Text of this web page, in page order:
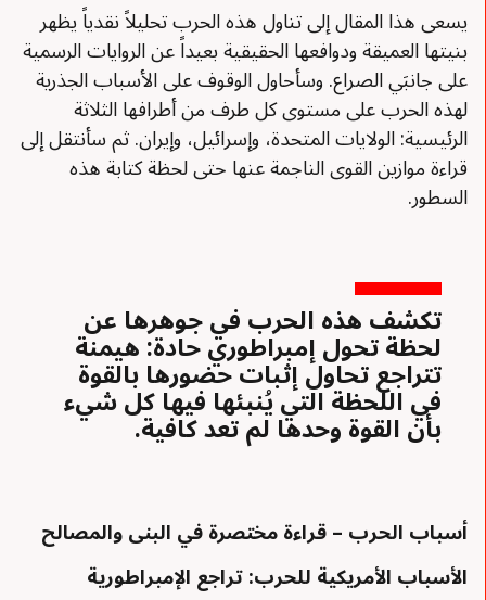
يسعى هذا المقال إلى تناول هذه الحرب تحليلاً نقدياً يظهر
بنيتها العميقة ودوافعها الحقيقية بعيداً عن الروايات الرسمية
على جانبَي الصراع. وسأحاول الوقوف على الأسباب الجذرية
لهذه الحرب على مستوى كل طرف من أطرافها الثلاثة
الرئيسية: الولايات المتحدة، وإسرائيل، وإيران. ثم سأنتقل إلى
قراءة موازين القوى الناجمة عنها حتى لحظة كتابة هذه
السطور.
تكشف هذه الحرب في جوهرها عن
لحظة تحول إمبراطوري حادة: هيمنة
تتراجع تحاول إثبات حضورها بالقوة
في اللحظة التي يُنبئها فيها كل شيء
بأن القوة وحدها لم تعد كافية.
أسباب الحرب – قراءة مختصرة في البنى والمصالح
الأسباب الأمريكية للحرب: تراجع الإمبراطورية